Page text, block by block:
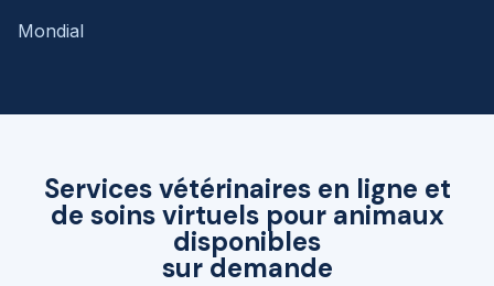
Services vétérinaires en ligne et
de soins virtuels pour animaux
disponibles
sur demande
Mondial